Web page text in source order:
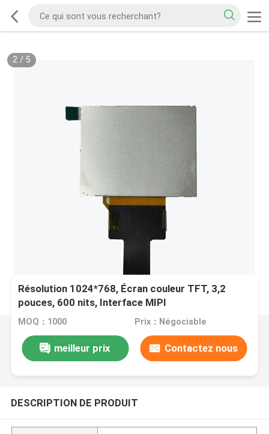
2/ 5
Résolution 1024*768, Écran couleur TFT, 3,2
pouces, 600 nits, Interface MIPI
MOQ：1000 Prix：Négociable
meilleur prix Contactez nous
DESCRIPTION DE PRODUIT